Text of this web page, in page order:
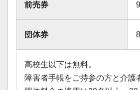
前売券
団体券
高校生以下は無料。
障害者手帳をご持参の方と介護